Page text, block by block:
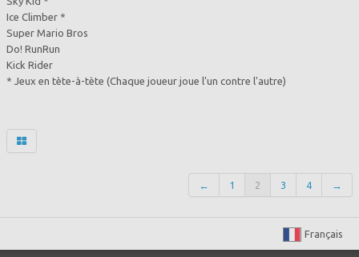
Ice Climber *
Super Mario Bros
Do! RunRun
Kick Rider
* Jeux en tète-à-tète (Chaque joueur joue l'un contre l'autre)
← 1 2 3 4 →
Français